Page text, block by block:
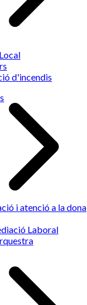
d'incendis
i atenció a la dona
Laboral